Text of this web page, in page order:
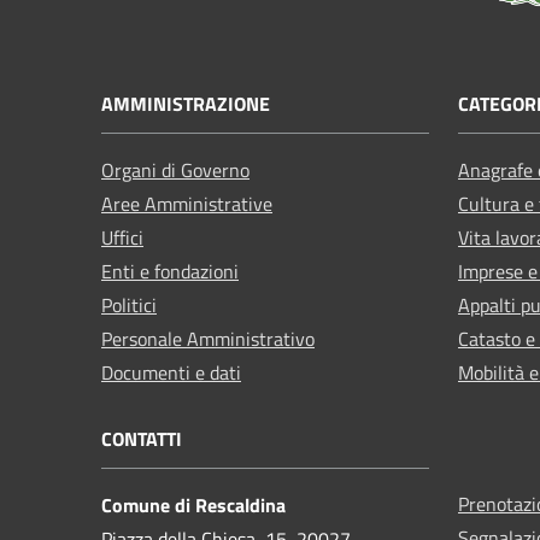
AMMINISTRAZIONE
Organi di Governo
Aree Amministrative
Uffici
Enti e fondazioni
Politici
Personale Amministrativo
Documenti e dati
Cultura
Vita
Imprese
Appalti
Catasto
Mobilità
CONTATTI
Comune di Rescaldina